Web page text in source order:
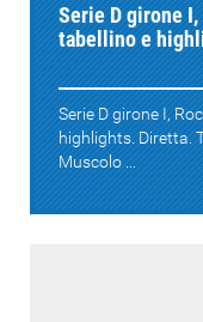
Serie D girone
tabellino e
Serie D girone I,
highlights. Diretta.
Muscolo ...